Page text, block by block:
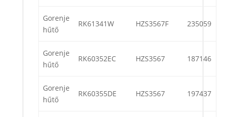
Gorenje
hűtő
RK61341W HZS3567F 235059
Gorenje
hűtő
RK60352EC HZS3567 187146
Gorenje
hűtő
RK60355DE HZS3567 197437